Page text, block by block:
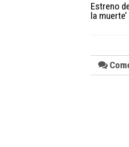
Estreno
la muerte’